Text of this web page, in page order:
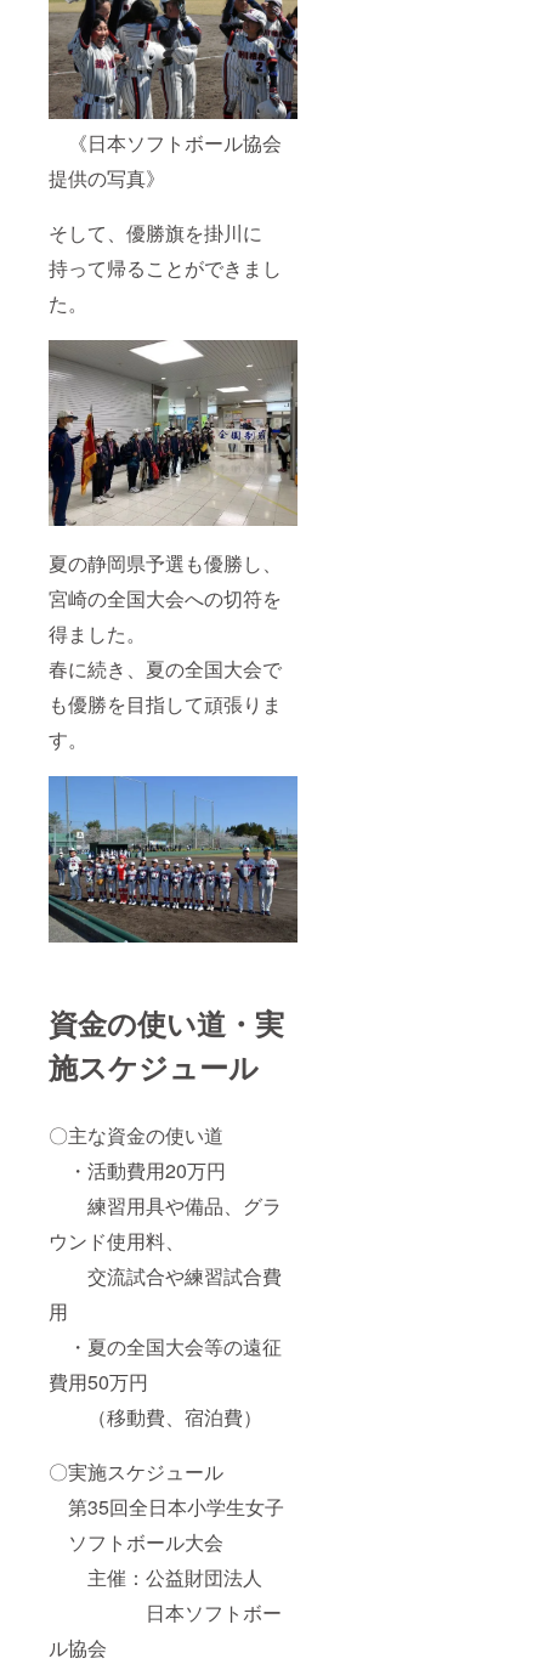
《日本ソフトボール協会
提供の写真》
そして、優勝旗を掛川に
持って帰ることができまし
た。
夏の静岡県予選も優勝し、
宮崎の全国大会への切符を
得ました。
春に続き、夏の全国大会で
も優勝を目指して頑張りま
す。
資金の使い道・実
施スケジュール
〇主な資金の使い道
・活動費用20万円
練習用具や備品、グラ
ウンド使用料、
交流試合や練習試合費
用
・夏の全国大会等の遠征
費用50万円
（移動費、宿泊費）
〇実施スケジュール
第35回全日本小学生女子
ソフトボール大会
主催：公益財団法人
日本ソフトボー
ル協会